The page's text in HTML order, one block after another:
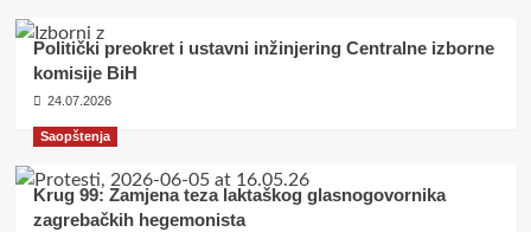
Politički preokret i ustavni inžinjering Centralne izborne
komisije BiH
24.07.2026
Saopštenja
Krug 99: Zamjena teza laktaškog glasnogovornika
zagrebačkih hegemonista